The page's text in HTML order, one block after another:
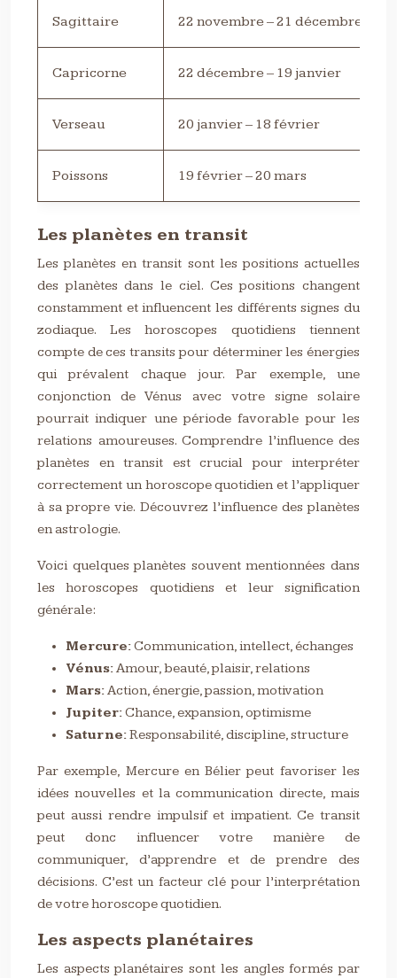
Sagittaire 22 novembre – 21 décembre
Capricorne 22 décembre – 19 janvier
Verseau 20 janvier – 18 février
Poissons 19 février – 20 mars
Les planètes en transit
Les planètes en transit sont les positions actuelles
des planètes dans le ciel. Ces positions changent
constamment et influencent les différents signes du
zodiaque. Les horoscopes quotidiens tiennent
compte de ces transits pour déterminer les énergies
qui prévalent chaque jour. Par exemple, une
conjonction de Vénus avec votre signe solaire
pourrait indiquer une période favorable pour les
relations amoureuses. Comprendre l’influence des
planètes en transit est crucial pour interpréter
correctement un horoscope quotidien et l’appliquer
à sa propre vie. Découvrez l’influence des planètes
en astrologie.
Voici quelques planètes souvent mentionnées dans
les horoscopes quotidiens et leur signification
générale:
Mercure:Communication, intellect, échanges
Vénus:Amour, beauté, plaisir, relations
Mars:Action, énergie, passion, motivation
Jupiter:Chance, expansion, optimisme
Saturne:Responsabilité, discipline, structure
Par exemple, Mercure en Bélier peut favoriser les
idées nouvelles et la communication directe, mais
peut aussi rendre impulsif et impatient. Ce transit
peut donc influencer votre manière de
communiquer, d’apprendre et de prendre des
décisions. C’est un facteur clé pour l’interprétation
de votre horoscope quotidien.
Les aspects planétaires
Les aspects planétaires sont les angles formés par